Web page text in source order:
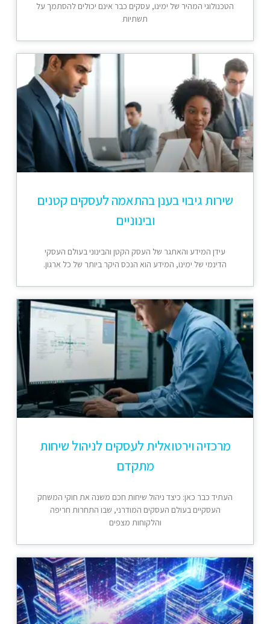
הטכנולוגי המהיר של ימינו, עסקים כבר אינם יכולים להסתמך על
תשתיות
שירות גיבוי בענן בהתאמה לעסקים קטנים
ובינוניים
עידן המידע והאתגר של העסק הקטן והבינוני בעולם העסקי
הדינמי של ימינו, המידע הוא הנכס היקר ביותר של כל ארגון.
מרכזיה וירטואלית לעסקים לניהול שיחות
מתקדם
העתיד כבר כאן: כיצד ניהול שיחות חכם משנה את חוקי המשחק
העסקיים בעולם העסקים המודרני, שבו התחרות חריפה
והלקוחות מצפים